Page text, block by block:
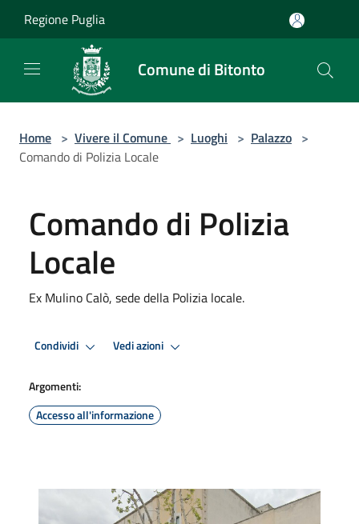
Regione Puglia
Comune di Bitonto
Home > Vivere il Comune > Luoghi > Palazzo >
Comando di Polizia Locale
Comando di Polizia
Locale
Ex Mulino Calò, sede della Polizia locale.
Condividi Vedi azioni
Argomenti:
Accesso all'informazione